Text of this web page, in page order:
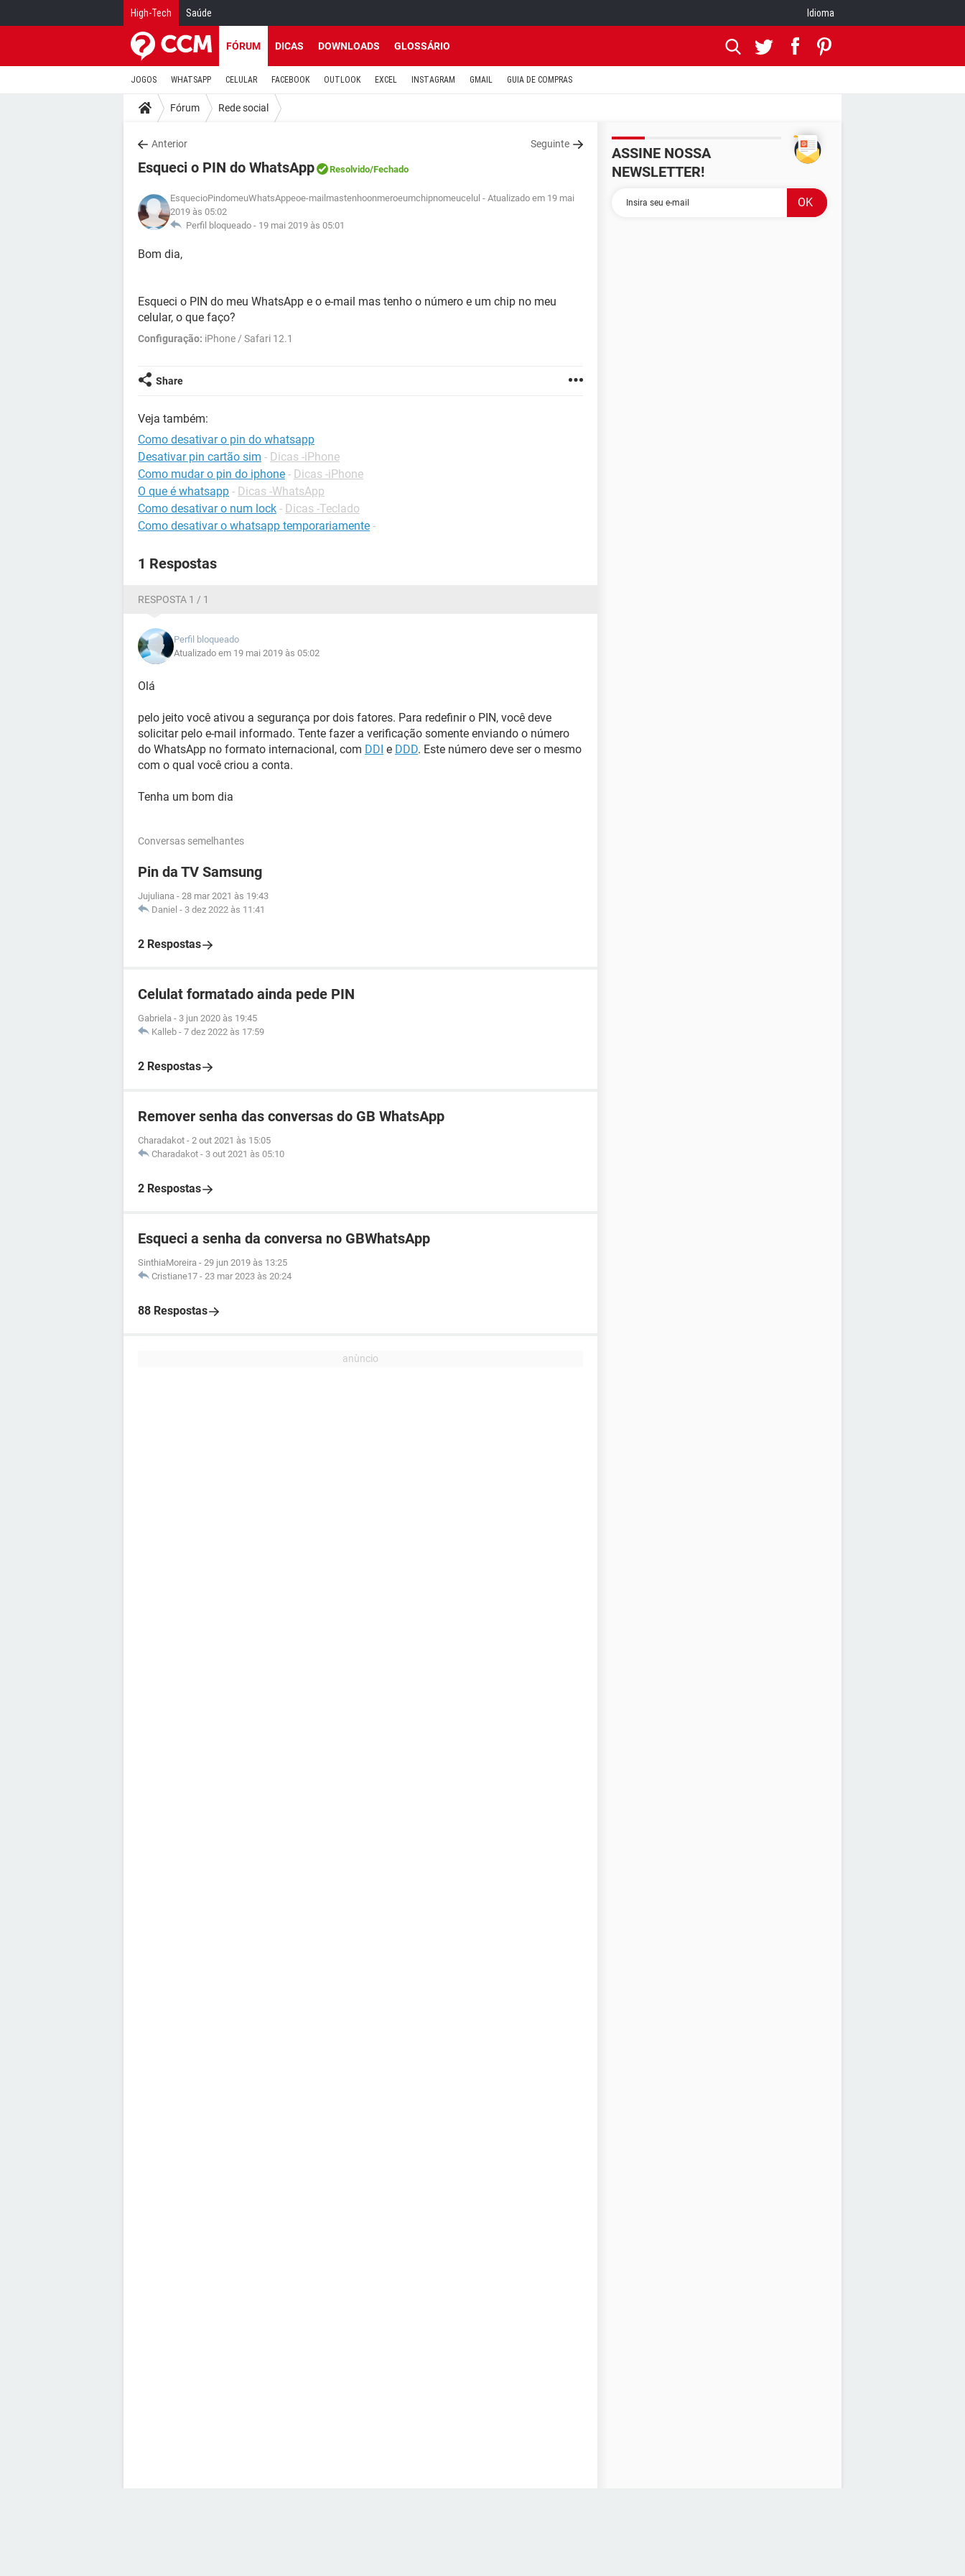
High-Tech Saúde Idioma
FÓRUM DICAS DOWNLOADS GLOSSÁRIO
JOGOS WHATSAPP CELULAR FACEBOOK OUTLOOK EXCEL INSTAGRAM GMAIL GUIA DE COMPRAS
Fórum Rede social
Anterior Seguinte
Esqueci o PIN do WhatsApp Resolvido/Fechado
EsquecioPindomeuWhatsAppeoe-mailmastenhoonmeroeumchipnomeucelul - Atualizado em 19 mai
2019 às 05:02
Perfil bloqueado - 19 mai 2019 às 05:01
Bom dia,
Esqueci o PIN do meu WhatsApp e o e-mail mas tenho o número e um chip no meu
celular, o que faço?
Configuração: iPhone / Safari 12.1
Share
Veja também:
Como desativar o pin do whatsapp
Desativar pin cartão sim - Dicas -iPhone
Como mudar o pin do iphone - Dicas -iPhone
O que é whatsapp - Dicas -WhatsApp
Como desativar o num lock - Dicas -Teclado
Como desativar o whatsapp temporariamente -
1 Respostas
RESPOSTA 1 / 1
Perfil bloqueado
Atualizado em 19 mai 2019 às 05:02
Olá
pelo jeito você ativou a segurança por dois fatores. Para redefinir o PIN, você deve
solicitar pelo e-mail informado. Tente fazer a verificação somente enviando o número
do WhatsApp no formato internacional, com DDI e DDD. Este número deve ser o mesmo
com o qual você criou a conta.
Tenha um bom dia
Conversas semelhantes
Pin da TV Samsung
Jujuliana - 28 mar 2021 às 19:43
Daniel - 3 dez 2022 às 11:41
2 Respostas
Celulat formatado ainda pede PIN
Gabriela - 3 jun 2020 às 19:45
Kalleb - 7 dez 2022 às 17:59
2 Respostas
Remover senha das conversas do GB WhatsApp
Charadakot - 2 out 2021 às 15:05
Charadakot - 3 out 2021 às 05:10
2 Respostas
Esqueci a senha da conversa no GBWhatsApp
SinthiaMoreira - 29 jun 2019 às 13:25
Cristiane17 - 23 mar 2023 às 20:24
88 Respostas
ASSINE NOSSA
NEWSLETTER!